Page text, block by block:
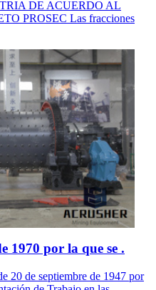
DE ACUERDO AL
PROSEC Las fracciones
1970 por la que se .
20 de septiembre de 1947 por